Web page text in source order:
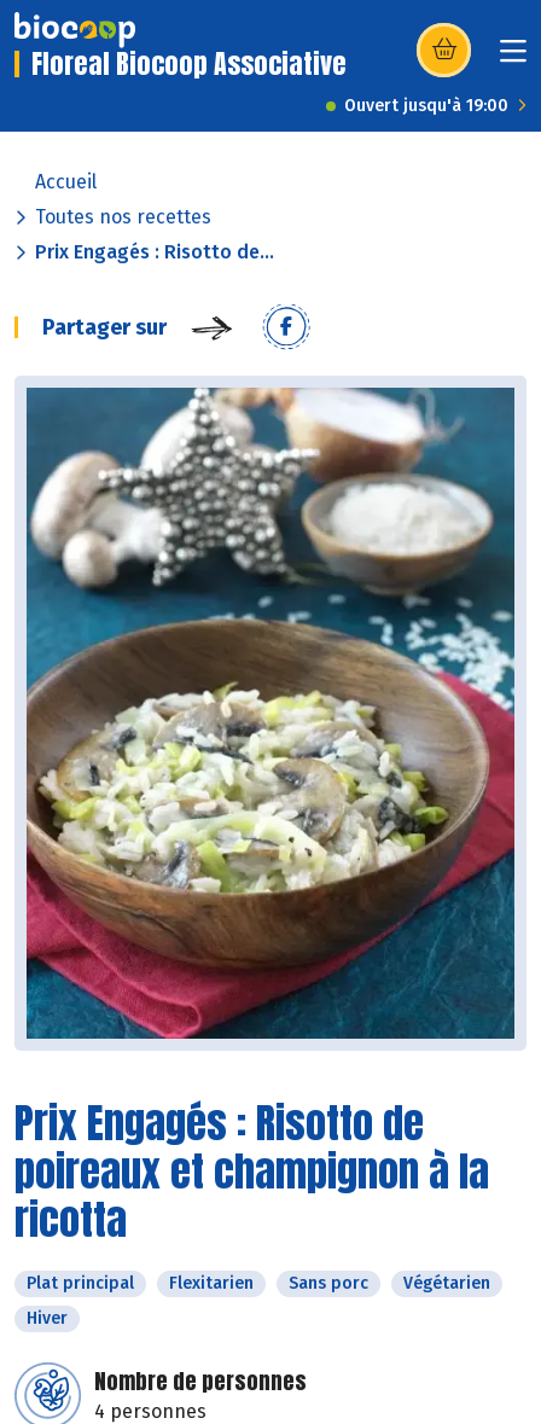
Floreal Biocoop Associative (s’ouvre dans
Ouvert jusqu'à 19:00
Accueil
Toutes nos recettes
Prix Engagés : Risotto de...
Partager sur
Prix Engagés : Risotto de
poireaux et champignon à la
ricotta
Plat principal Flexitarien Sans porc
Végétarien
Hiver
Nombre de personnes
4 personnes